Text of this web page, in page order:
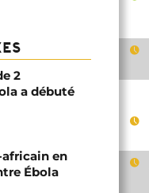
2
a débuté
africain en
Ébola